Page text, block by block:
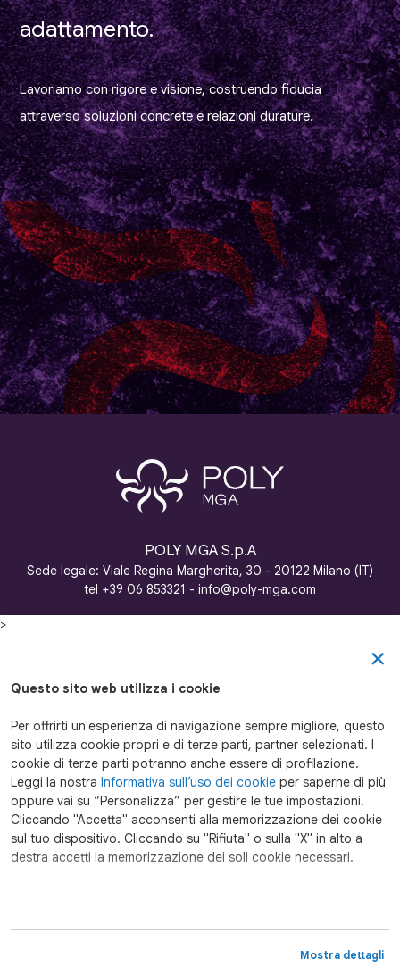
adattamento.
Lavoriamo con rigore e visione, costruendo fiducia
attraverso soluzioni concrete e relazioni durature.
POLY MGA S.p.A
Sede legale: Viale Regina Margherita, 30 - 20122 Milano (IT)
tel +39 06 853321 - info@poly-mga.com
Società soggetta alla vigilanza dell’IVASS
- IVASS - Istituto per la vigilanza sulle
assicurazioni
- Registro unico intermediari
>
×
Questo sito web utilizza i cookie
Per offrirti un'esperienza di navigazione sempre migliore, questo
sito utilizza cookie propri e di terze parti, partner selezionati. I
cookie di terze parti potranno anche essere di profilazione.
Leggi la nostra Informativa sull’uso dei cookie per saperne di più
oppure vai su “Personalizza” per gestire le tue impostazioni.
Cliccando "Accetta" acconsenti alla memorizzazione dei cookie
sul tuo dispositivo. Cliccando su "Rifiuta" o sulla "X" in alto a
destra accetti la memorizzazione dei soli cookie necessari.
Mostra dettagli